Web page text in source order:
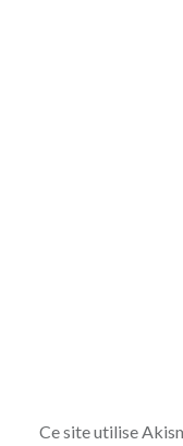
Ce site utilise